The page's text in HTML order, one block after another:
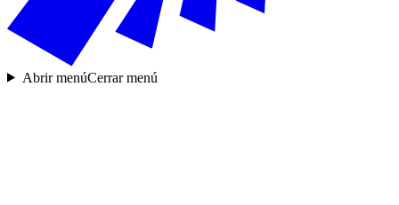
Abrir menúCerrar menú